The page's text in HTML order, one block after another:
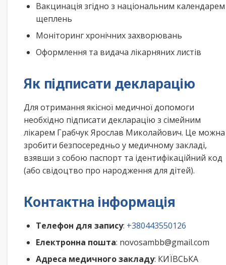
Вакцинація згідно з національним календарем
щеплень
Моніторинг хронічних захворювань
Оформлення та видача лікарняних листів
Як підписати декларацію
Для отримання якісної медичної допомоги
необхідно підписати декларацію з сімейним
лікарем Грабчук Ярослав Миколайович. Це можна
зробити безпосередньо у медичному закладі,
взявши з собою паспорт та ідентифікаційний код
(або свідоцтво про народження для дітей).
Контактна інформація
Телефон для запису: +380443550126
Електронна пошта: novosambb@gmail.com
Адреса медичного закладу: КИЇВСЬКА